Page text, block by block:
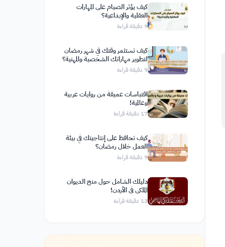
كيف يؤثر الصيام على المهارات
العقلية والإبداعية؟
9 دقيقة قراءة
كيف تستثمر وقتك في شهر رمضان
لتطوير مهاراتك الشخصية والمهنية؟
9 دقيقة قراءة
اقتباسات عميقة من روايات عربية
وعالمية!
17 دقيقة قراءة
كيف تحافظ على إنتاجيتك في بيئة
العمل خلال رمضان؟
9 دقيقة قراءة
دليلك الشامل حول منح الديوان
الملكي في الأردن!
13 دقيقة قراءة